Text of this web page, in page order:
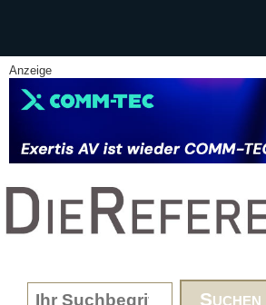
Anzeige
www.DieReferenz.de